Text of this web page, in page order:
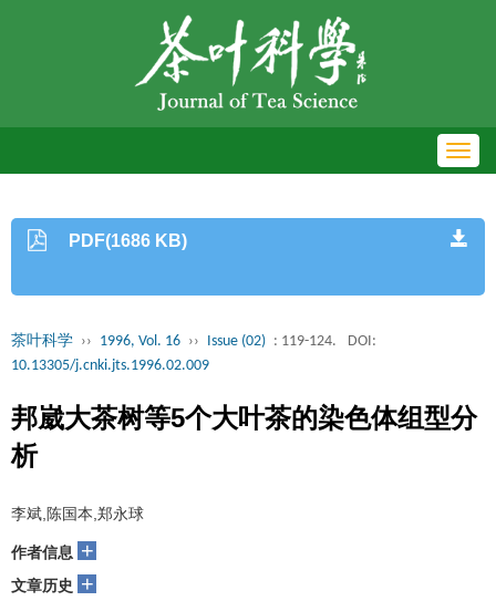
PDF(1686 KB)
茶叶科学 ›› 1996, Vol. 16 ›› Issue (02) : 119-124.
DOI:
10.13305/j.cnki.jts.1996.02.009
邦崴大茶树等5个大叶茶的染色体组型分
析
李斌,陈国本,郑永球
作者信息 +
文章历史 +